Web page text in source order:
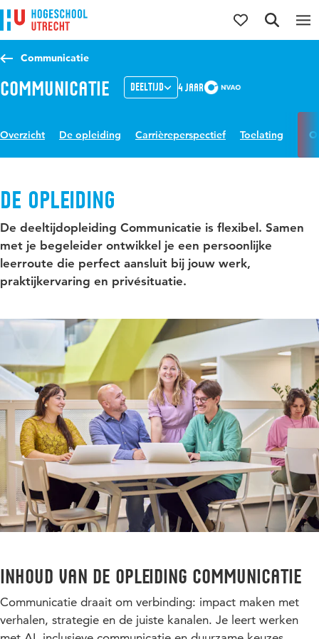
Direct naar de inhoud
Direct naar de hoofdnavigatie
Direct naar de zoekfunctie
Communicatie
Communicatie Deeltijd 4 jaar
Overzicht De opleiding Carrièreperspectief Toelating
De opleiding
De deeltijdopleiding Communicatie is flexibel. Samen
met je begeleider ontwikkel je een persoonlijke
leerroute die perfect aansluit bij jouw werk,
praktijkervaring en privésituatie.
Inhoud van de opleiding Communicatie
Communicatie draait om verbinding: impact maken met
verhalen, strategie en de juiste kanalen. Je leert werken